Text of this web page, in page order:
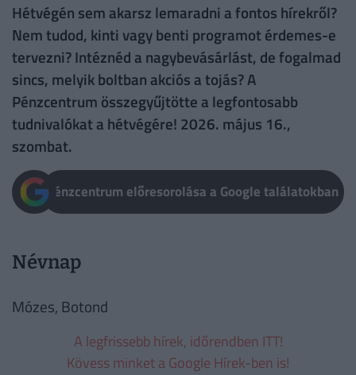
Hétvégén sem akarsz lemaradni a fontos hírekről?
Nem tudod, kinti vagy benti programot érdemes-e
tervezni? Intéznéd a nagybevásárlást, de fogalmad
sincs, melyik boltban akciós a tojás? A
Pénzcentrum összegyűjtötte a legfontosabb
tudnivalókat a hétvégére! 2026. május 16.,
szombat.
Pénzcentrum előresorolása a Google találatokban
Névnap
Mózes, Botond
A legfrissebb hírek, időrendben ITT!
Kövess minket a Google Hírek-ben is!